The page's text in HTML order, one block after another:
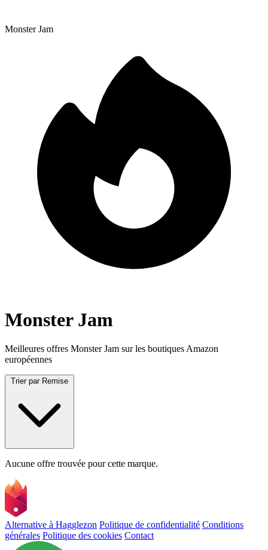
Monster Jam
Monster Jam
Meilleures offres Monster Jam sur les boutiques Amazon
européennes
Trier par Remise
Aucune offre trouvée pour cette marque.
Alternative à Hagglezon Politique de confidentialité Conditions
générales Politique des cookies Contact